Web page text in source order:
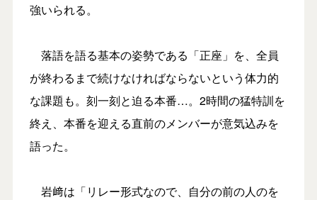
強いられる。
落語を語る基本の姿勢である「正座」を、全員
が終わるまで続けなければならないという体力的
な課題も。刻一刻と迫る本番…。2時間の猛特訓を
終え、本番を迎える直前のメンバーが意気込みを
語った。
岩﨑は「リレー形式なので、自分の前の人のを